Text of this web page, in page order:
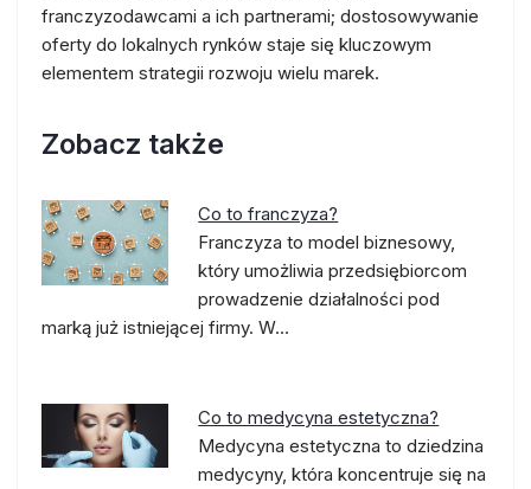
franczyzodawcami a ich partnerami; dostosowywanie
oferty do lokalnych rynków staje się kluczowym
elementem strategii rozwoju wielu marek.
Zobacz także
Co to franczyza?
Franczyza to model biznesowy,
który umożliwia przedsiębiorcom
prowadzenie działalności pod
marką już istniejącej firmy. W…
Co to medycyna estetyczna?
Medycyna estetyczna to dziedzina
medycyny, która koncentruje się na